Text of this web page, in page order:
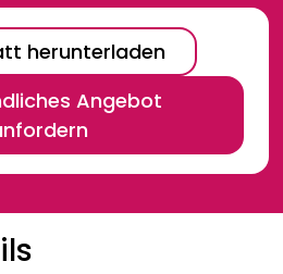
herunterladen
Angebot